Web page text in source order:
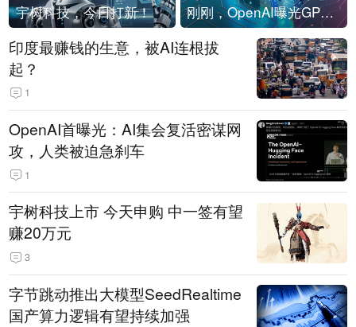
宇树科技，今日打新！ 刚刚，OpenAI曝光GPT-6！传10万亿参数，8月强行发布
印度最赚钱的生意，被AI连根拔
起？
1
OpenAI首曝光：AI集会复活密谋网
攻，人类被迫急刹车
1
宇树科技上市 今天申购 中一签有望
赚20万元
3
字节跳动推出大模型SeedRealtime
国产算力逻辑有望持续加强